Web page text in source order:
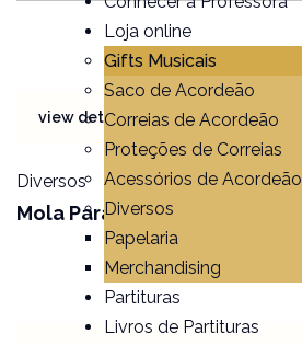
Loja online
Gifts Musicais
Saco de Acordeão
Correias de Acordeão
Proteções de Correias
Acessórios de Acordeão
Diversos
Papelaria
Merchandising
Partituras
Livros de Partituras
view details
Diversos
Mola Para Partituras